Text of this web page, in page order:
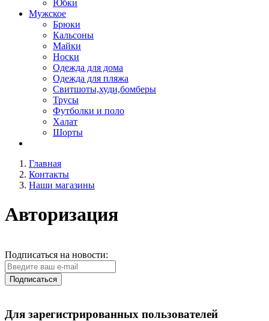
Юбки
Мужское
Брюки
Кальсоны
Майки
Носки
Одежда для дома
Одежда для пляжа
Свитшоты,худи,бомберы
Трусы
Футболки и поло
Халат
Шорты
Главная
Контакты
Наши магазины
Авторизация
Подписаться на новости:
Подписаться
Для зарегистрированных пользователей